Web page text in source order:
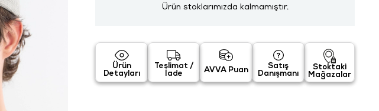
Ürün stoklarımızda kalmamıştır.
Ürün
Detayları
Teslimat /
İade
AVVA Puan
Satış
Danışmanı
Stoktaki
Mağazalar